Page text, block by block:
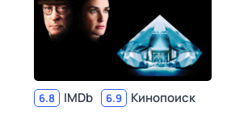
6.8 IMDb 6.9 Кинопоиск